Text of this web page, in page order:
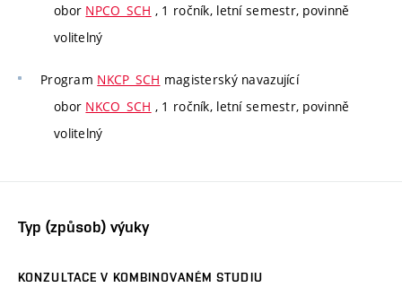
obor NPCO_SCH , 1 ročník, letní semestr, povinně
volitelný
Program NKCP_SCH magisterský navazující
obor NKCO_SCH , 1 ročník, letní semestr, povinně
volitelný
Typ (způsob) výuky
KONZULTACE V KOMBINOVANÉM STUDIU